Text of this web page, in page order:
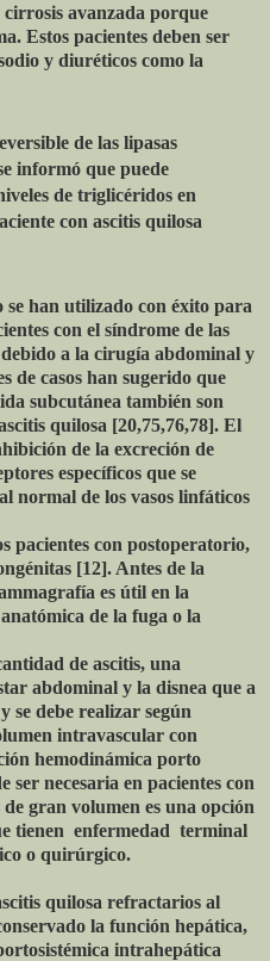
cirrosis avanzada porque
Estos pacientes deben ser
y diuréticos como la
de las lipasas
informó que puede
de triglicéridos en
con ascitis quilosa
han utilizado con éxito para
con el síndrome de las
a la cirugía abdominal y
de casos han sugerido que
subcutánea también son
quilosa [20,75,76,78]. El
de la excreción de
específicos que se
normal de los vasos linfáticos
pacientes con postoperatorio,
[12]. Antes de la
es útil en la
de la fuga o la
de ascitis, una
abdominal y la disnea que a
se debe realizar según
intravascular con
hemodinámica porto
ser necesaria en pacientes con
gran volumen es una opción
tienen enfermedad terminal
o quirúrgico.
quilosa refractarios al
la función hepática,
intrahepática